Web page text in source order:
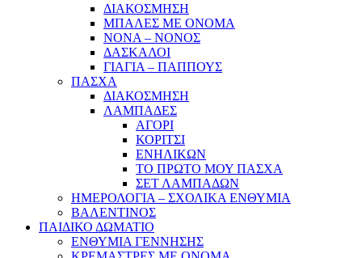
ΔΙΑΚΟΣΜΗΣΗ
ΜΠΑΛΕΣ ΜΕ ΟΝΟΜΑ
ΝΟΝΑ – ΝΟΝΟΣ
ΔΑΣΚΑΛΟΙ
ΓΙΑΓΙΑ – ΠΑΠΠΟΥΣ
ΠΑΣΧΑ
ΔΙΑΚΟΣΜΗΣΗ
ΛΑΜΠΑΔΕΣ
ΑΓΟΡΙ
ΚΟΡΙΤΣΙ
ΕΝΗΛΙΚΩΝ
ΤΟ ΠΡΩΤΟ ΜΟΥ ΠΑΣΧΑ
ΣΕΤ ΛΑΜΠΑΔΩΝ
ΗΜΕΡΟΛΟΓΙΑ – ΣΧΟΛΙΚΑ ΕΝΘΥΜΙΑ
ΒΑΛΕΝΤΙΝΟΣ
ΠΑΙΔΙΚΟ ΔΩΜΑΤΙΟ
ΕΝΘΥΜΙΑ ΓΕΝΝΗΣΗΣ